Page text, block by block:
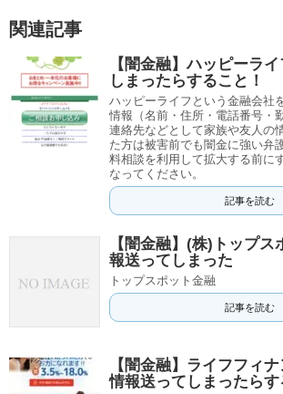
関連記事
【闇金融】ハッピーラ
しまったらすること！
ハッピーライフという金融会社
情報（名前・住所・電話番号・
連絡先などとして家族や友人の
た方は被害前でも闇金に強い弁
料相談を利用して拡大する前に
なってください。
記事を読む
【闇金融】(株)トップ
報送ってしまった
トップスポット金融
記事を読む
【闇金融】ライフフィ
情報送ってしまったらす